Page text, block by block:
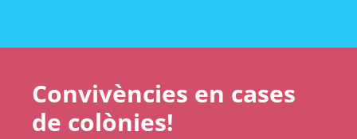
Convivències en cases
de colònies!